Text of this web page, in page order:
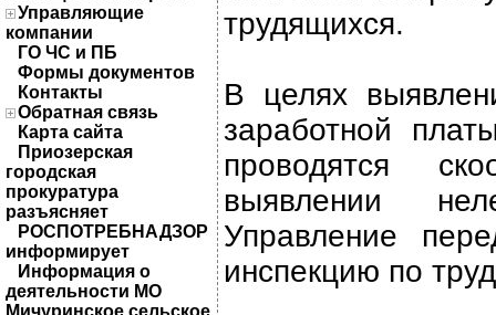
Управляющие
компании
ГО ЧС и ПБ
Формы документов
Контакты
Обратная связь
Карта сайта
Приозерская
городская
прокуратура
разъясняет
РОСПОТРЕБНАДЗОР
информирует
Информация о
деятельности МО
Мичуринское сельское
трудящихся.
В целях
заработной
проводятся
выявлении
Управление
инспекцию по